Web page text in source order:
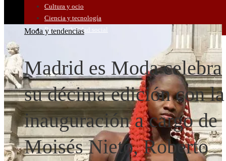
Cultura y ocio
Ciencia y tecnología
Responsabilidad social
Moda y tendencias
Madrid es Moda celebra
su décima edición con la
inauguración a cargo de
Moisés Nieto, Roberto